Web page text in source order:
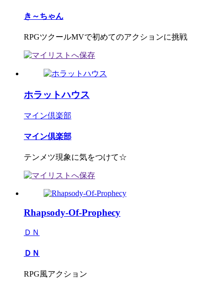
き～ちゃん
RPGツクールMVで初めてのアクションに挑戦
ホラットハウス
マイン倶楽部
マイン倶楽部
テンメツ現象に気をつけて☆
Rhapsody-Of-Prophecy
ＤＮ
ＤＮ
RPG風アクション